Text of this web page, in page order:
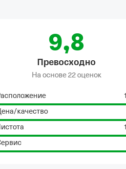
9,8
Превосходно
На основе 22 оценок
Цена/качество